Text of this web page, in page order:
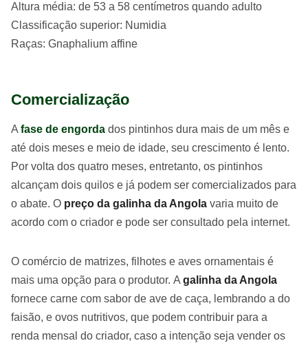
Altura média: de 53 a 58 centímetros quando adulto
Classificação superior: Numidia
Raças: Gnaphalium affine
Comercialização
A fase de engorda dos pintinhos dura mais de um mês e
até dois meses e meio de idade, seu crescimento é lento.
Por volta dos quatro meses, entretanto, os pintinhos
alcançam dois quilos e já podem ser comercializados para
o abate. O preço da galinha da Angola varia muito de
acordo com o criador e pode ser consultado pela internet.
O comércio de matrizes, filhotes e aves ornamentais é
mais uma opção para o produtor. A galinha da Angola
fornece carne com sabor de ave de caça, lembrando a do
faisão, e ovos nutritivos, que podem contribuir para a
renda mensal do criador, caso a intenção seja vender os